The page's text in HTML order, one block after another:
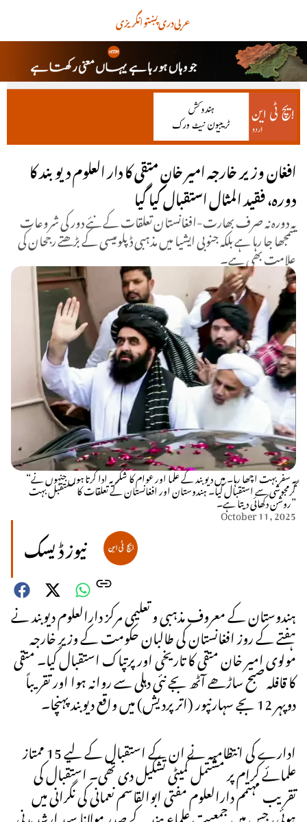
انگریزیپښتودریعربی
افغان وزیر خارجہ امیر خان متقی کا دار العلوم دیوبند کا
دورہ، فقید المثال استقبال کیا گیا
یہ دورہ نہ صرف بھارت-افغانستان تعلقات کے نئے دور کی شروعات
سمجھا جا رہا ہے بلکہ جنوبی ایشیا میں مذہبی ڈپلومیسی کے بڑھتے رجحان کی
علامت بھی ہے۔
“یہ سفر بہت اچھا رہا۔ میں دیوبند کے علما اور عوام کا شکریہ ادا کرتا ہوں جنہوں نے
گرمجوشی سے استقبال کیا۔ ہندوستان اور افغانستان کے تعلقات کا مستقبل بہت
روشن دکھائی دیتا ہے۔”
October 11, 2025
نیوز ڈیسک
ہندوستان کے معروف مذہبی و تعلیمی مرکز دارالعلوم دیوبند نے
ہفتے کے روز افغانستان کی طالبان حکومت کے وزیرِ خارجہ
مولوی امیر خان متقی کا تاریخی اور پرتپاک استقبال کیا۔ متقی
کا قافلہ صبح ساڑھے آٹھ بجے نئی دہلی سے روانہ ہوا اور تقریباً
دوپہر 12 بجے سہارنپور (اتر پردیش) میں واقع دیوبند پہنچا۔
ادارے کی انتظامیہ نے ان کے استقبال کے لیے 15 ممتاز
علمائے کرام پر مشتمل کمیٹی تشکیل دی تھی۔ استقبال کی
تقریب مہتمم دارالعلوم مفتی ابوالقاسم نعمانی کی نگرانی میں